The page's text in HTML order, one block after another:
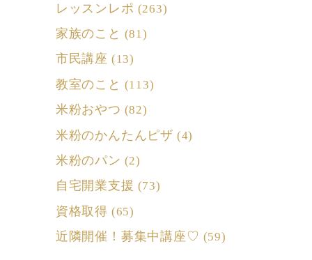
レッスンレポ (263)
家族のこと (81)
市民講座 (13)
教室のこと (113)
米粉おやつ (82)
米粉のかんたんピザ (4)
米粉のパン (2)
自宅開業支援 (73)
資格取得 (65)
近隣開催！募集中講座♡ (59)